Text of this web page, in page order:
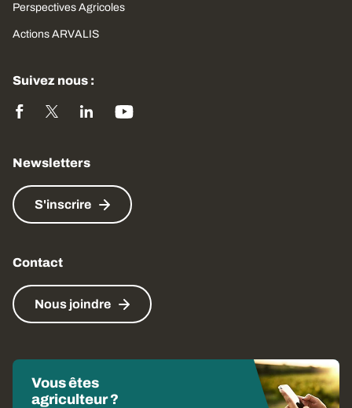
Perspectives Agricoles
Actions ARVALIS
Suivez nous :
Newsletters
S'inscrire
Contact
Nous joindre
Vous êtes
agriculteur ?